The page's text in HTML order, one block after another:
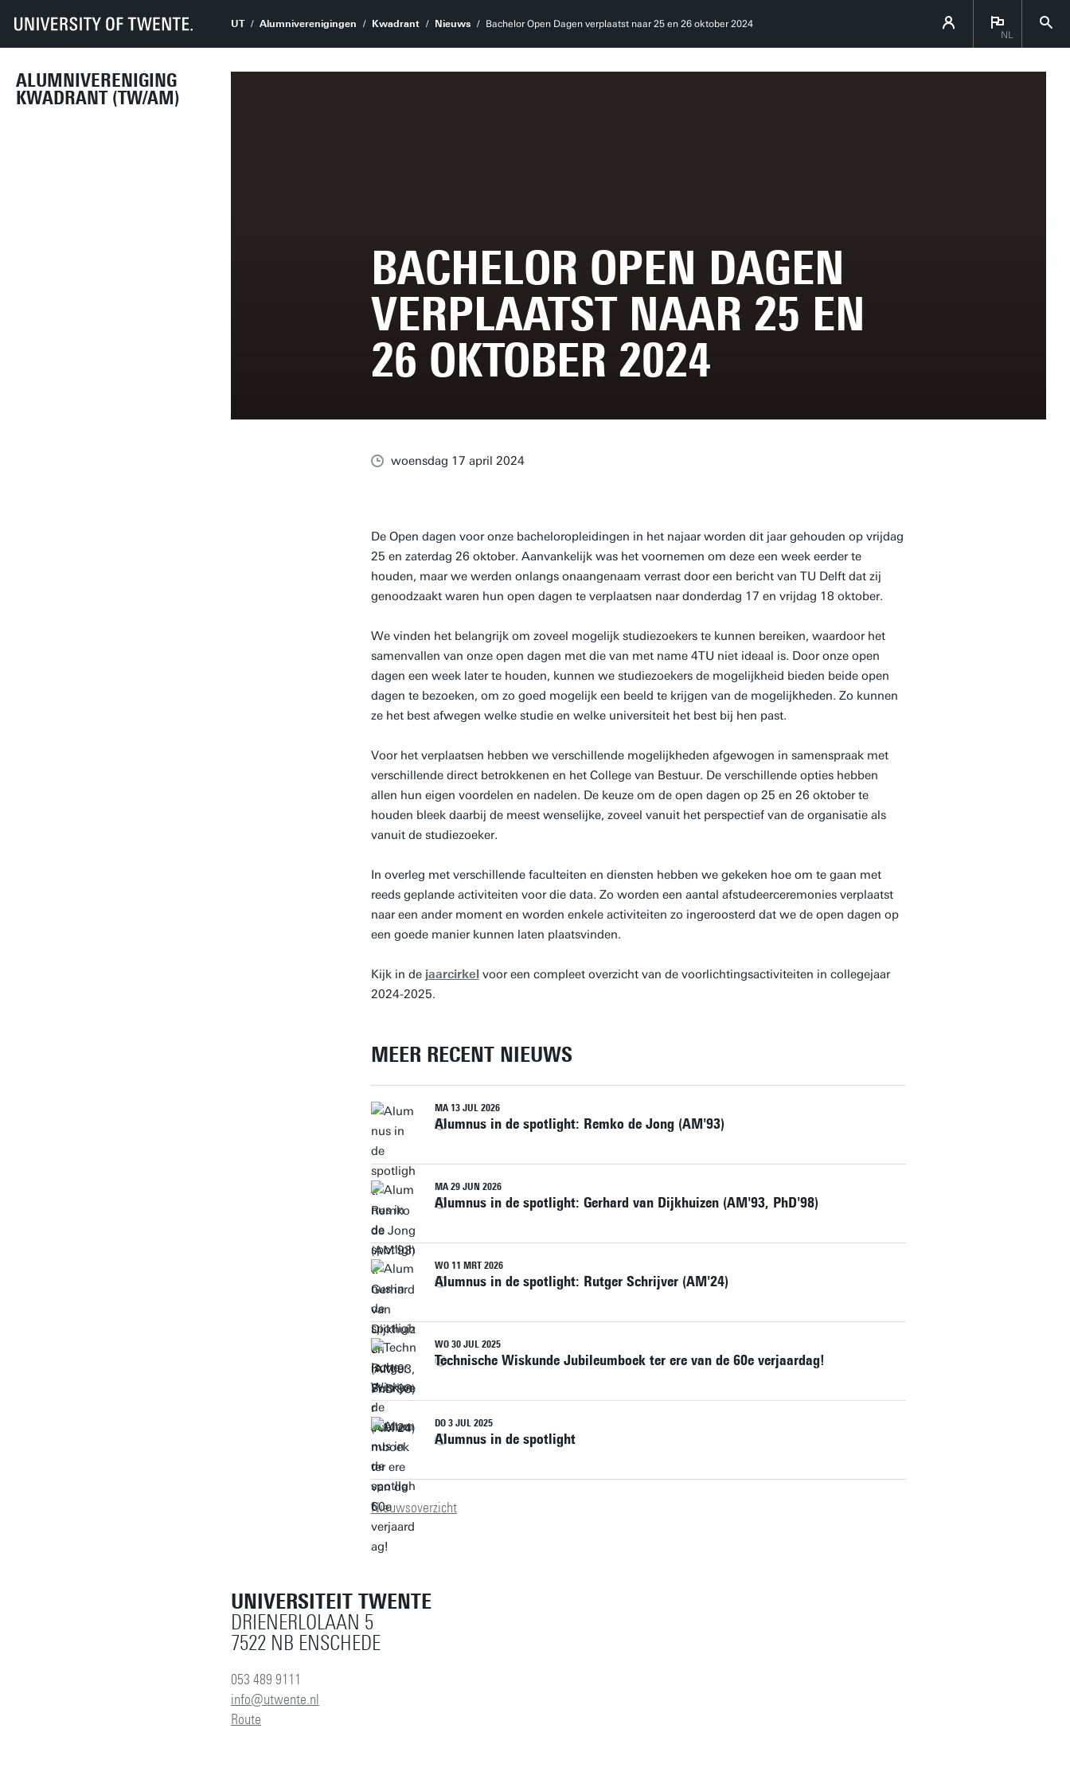
ALUMNIVERENIGING
KWADRANT (TW/AM)
UT Alumniverenigingen Kwadrant Nieuws
Bachelor Open Dagen verplaatst naar 25 en 26 oktober 2024
NL
BACHELOR OPEN DAGEN
VERPLAATST NAAR 25 EN
26 OKTOBER 2024
woensdag 17 april 2024
De Open dagen voor onze bacheloropleidingen in het najaar worden dit jaar gehouden op vrijdag
25 en zaterdag 26 oktober. Aanvankelijk was het voornemen om deze een week eerder te
houden, maar we werden onlangs onaangenaam verrast door een bericht van TU Delft dat zij
genoodzaakt waren hun open dagen te verplaatsen naar donderdag 17 en vrijdag 18 oktober.
We vinden het belangrijk om zoveel mogelijk studiezoekers te kunnen bereiken, waardoor het
samenvallen van onze open dagen met die van met name 4TU niet ideaal is. Door onze open
dagen een week later te houden, kunnen we studiezoekers de mogelijkheid bieden beide open
dagen te bezoeken, om zo goed mogelijk een beeld te krijgen van de mogelijkheden. Zo kunnen
ze het best afwegen welke studie en welke universiteit het best bij hen past.
Voor het verplaatsen hebben we verschillende mogelijkheden afgewogen in samenspraak met
verschillende direct betrokkenen en het College van Bestuur. De verschillende opties hebben
allen hun eigen voordelen en nadelen. De keuze om de open dagen op 25 en 26 oktober te
houden bleek daarbij de meest wenselijke, zoveel vanuit het perspectief van de organisatie als
vanuit de studiezoeker.
In overleg met verschillende faculteiten en diensten hebben we gekeken hoe om te gaan met
reeds geplande activiteiten voor die data. Zo worden een aantal afstudeerceremonies verplaatst
naar een ander moment en worden enkele activiteiten zo ingeroosterd dat we de open dagen op
een goede manier kunnen laten plaatsvinden.
Kijk in de jaarcirkelvoor een compleet overzicht van de voorlichtingsactiviteiten in collegejaar
2024-2025.
MEER RECENT NIEUWS
MA 13 JUL 2026
Alumnus in de spotlight: Remko de Jong (AM'93)
MA 29 JUN 2026
Alumnus in de spotlight: Gerhard van Dijkhuizen (AM'93, PhD'98)
WO 11 MRT 2026
Alumnus in de spotlight: Rutger Schrijver (AM'24)
WO 30 JUL 2025
Technische Wiskunde Jubileumboek ter ere van de 60e verjaardag!
DO 3 JUL 2025
Alumnus in de spotlight
Nieuwsoverzicht
UNIVERSITEIT TWENTE
DRIENERLOLAAN 5
7522 NB ENSCHEDE
053 489 9111
info@utwente.nl
Route